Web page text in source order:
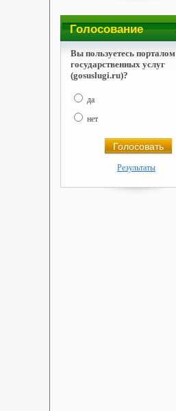
Голосование
Вы пользуетесь порталом
государственных услуг
(gosuslugi.ru)?
да
нет
Результаты